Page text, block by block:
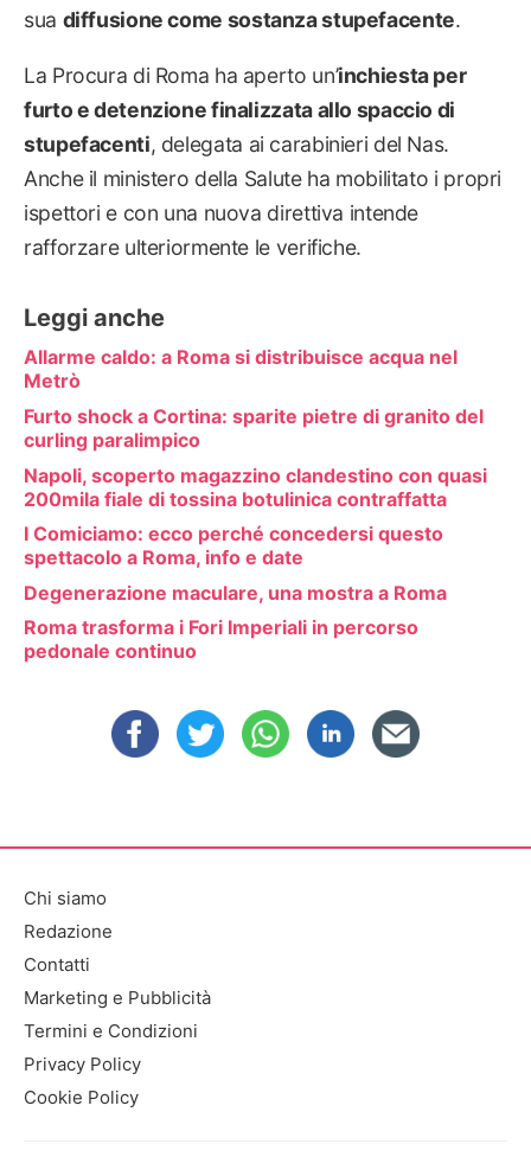
sua diffusione come sostanza stupefacente.
La Procura di Roma ha aperto un’inchiesta per
furto e detenzione finalizzata allo spaccio di
stupefacenti, delegata ai carabinieri del Nas.
Anche il ministero della Salute ha mobilitato i propri
ispettori e con una nuova direttiva intende
rafforzare ulteriormente le verifiche.
Leggi anche
Allarme caldo: a Roma si distribuisce acqua nel
Metrò
Furto shock a Cortina: sparite pietre di granito del
curling paralimpico
Napoli, scoperto magazzino clandestino con quasi
200mila fiale di tossina botulinica contraffatta
I Comiciamo: ecco perché concedersi questo
spettacolo a Roma, info e date
Degenerazione maculare, una mostra a Roma
Roma trasforma i Fori Imperiali in percorso
pedonale continuo
Chi siamo
Redazione
Contatti
Marketing e Pubblicità
Termini e Condizioni
Privacy Policy
Cookie Policy